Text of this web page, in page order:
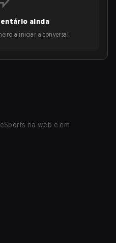
ainda
a iniciar a conversa!
na web e em